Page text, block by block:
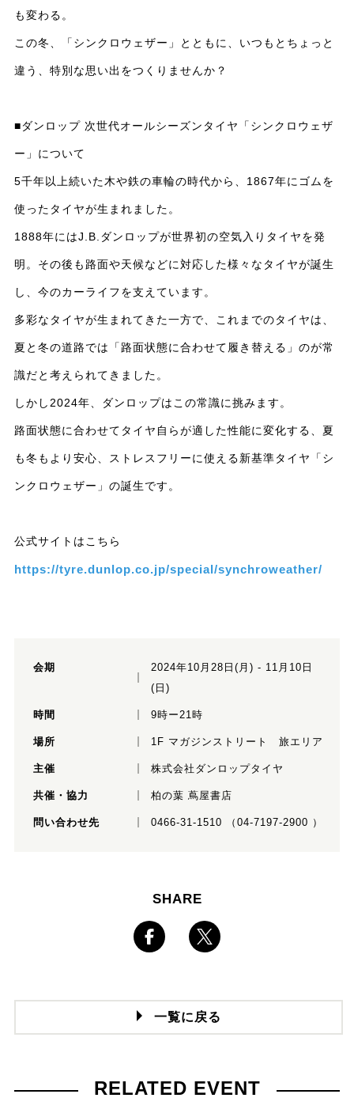
も変わる。
この冬、「シンクロウェザー」とともに、いつもとちょっと
違う、特別な思い出をつくりませんか？
■ダンロップ 次世代オールシーズンタイヤ「シンクロウェザ
ー」について
5千年以上続いた木や鉄の車輪の時代から、1867年にゴムを
使ったタイヤが生まれました。
1888年にはJ.B.ダンロップが世界初の空気入りタイヤを発
明。その後も路面や天候などに対応した様々なタイヤが誕生
し、今のカーライフを支えています。
多彩なタイヤが生まれてきた一方で、これまでのタイヤは、
夏と冬の道路では「路面状態に合わせて履き替える」のが常
識だと考えられてきました。
しかし2024年、ダンロップはこの常識に挑みます。
路面状態に合わせてタイヤ自らが適した性能に変化する、夏
も冬もより安心、ストレスフリーに使える新基準タイヤ「シ
ンクロウェザー」の誕生です。
公式サイトはこちら
https://tyre.dunlop.co.jp/special/synchroweather/
会期
2024年10月28日(月) - 11月10日
(日)
時間 9時ー21時
場所 1F マガジンストリート 旅エリア
主催 株式会社ダンロップタイヤ
共催・協力 柏の葉 蔦屋書店
問い合わせ先 0466-31-1510 （04-7197-2900 ）
SHARE
一覧に戻る
RELATED EVENT